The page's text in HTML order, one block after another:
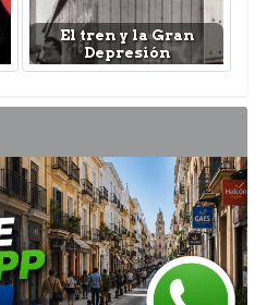
El tren y la Gran
Depresión